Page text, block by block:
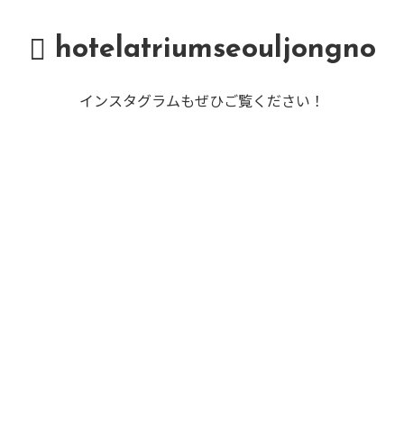
hotelatriumseouljongno
インスタグラムもぜひご覧ください！